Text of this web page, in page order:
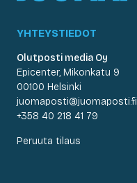
YHTEYSTIEDOT
Olutposti media Oy
Epicenter, Mikonkatu 9
00100 Helsinki
juomaposti@juomaposti.fi
+358 40 218 41 79
Peruuta tilaus